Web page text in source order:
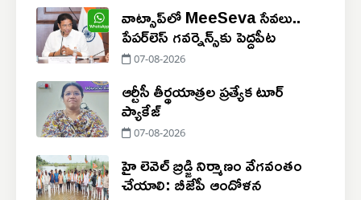
వాట్సాప్‌లో MeeSeva సేవలు..
పేపర్‌లెస్ గవర్నెన్స్‌కు పెద్దపీట
07-08-2026
ఆర్టీసీ తీర్థయాత్రల ప్రత్యేక టూర్
ప్యాకేజ్
07-08-2026
హై లెవెల్ బ్రిడ్జి నిర్మాణం వేగవంతం
చేయాలి: బీజేపీ ఆందోళన